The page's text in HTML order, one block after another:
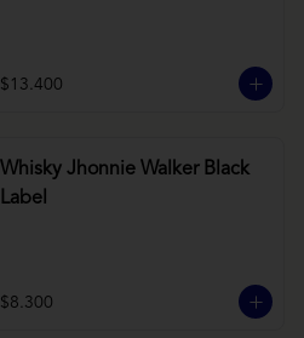
$13.400
Whisky Jhonnie Walker Black
Label
$8.300